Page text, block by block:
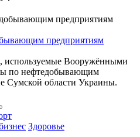
предприятиям
используемые Вооружёнными
по нефтедобывающим
Сумской области Украины.
Здоровье